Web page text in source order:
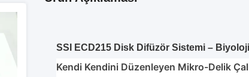
SSI ECD215 Disk Difüzör Sistemi –
Kendi Kendini Düzenleyen Mikro-Delik